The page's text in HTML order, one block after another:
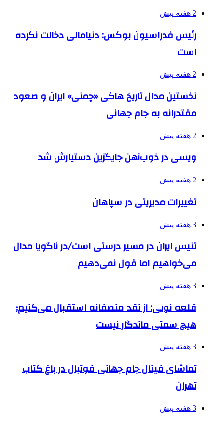
2 هفته پیش
رئیس فدراسیون بوکس: دنیامالی دخالت نکرده
است
2 هفته پیش
نخستین مدال تاریخ هاکی «چمنی» ایران و صعود
مقتدرانه به جام جهانی
2 هفته پیش
ویسی در ذوب‌آهن جایگزین دستیارش شد
2 هفته پیش
تغییرات مدیریتی در سپاهان
3 هفته پیش
تنیس ایران در مسیر درستی است/در ناگویا مدال
می‌خواهیم اما قول نمی‌دهیم
3 هفته پیش
قلعه نویی: از نقد منصفانه استقبال می‌کنیم؛
هیچ سمتی ماندگار نیست
3 هفته پیش
تماشای فینال جام جهانی فوتبال در باغ کتاب
تهران
3 هفته پیش